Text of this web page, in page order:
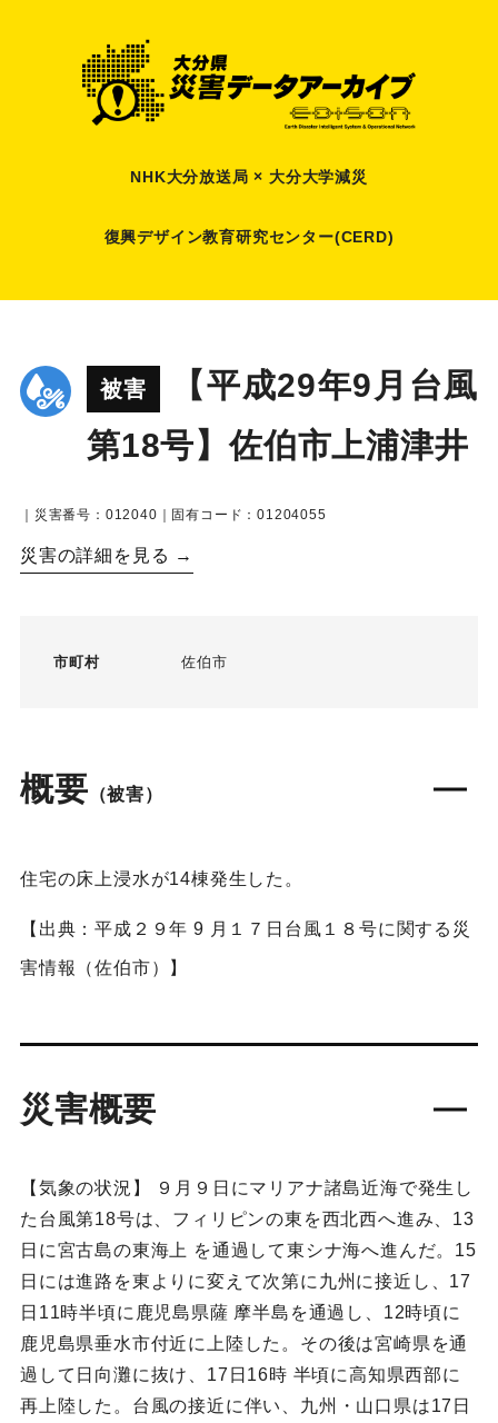
NHK大分放送局 × 大分大学減災
復興デザイン教育研究センター(CERD)
被害
【平成29年9月台風
第18号】佐伯市上浦津井
｜災害番号：012040｜固有コード：01204055
災害の詳細を見る →
市町村 佐伯市
概要 （被害）
住宅の床上浸水が14棟発生した。
【出典：平成２９年 9 月１７日台風１８号に関する災
害情報（佐伯市）】
災害概要
【気象の状況】 ９月９日にマリアナ諸島近海で発生し
た台風第18号は、フィリピンの東を西北西へ進み、13
日に宮古島の東海上 を通過して東シナ海へ進んだ。15
日には進路を東よりに変えて次第に九州に接近し、17
日11時半頃に鹿児島県薩 摩半島を通過し、12時頃に
鹿児島県垂水市付近に上陸した。その後は宮崎県を通
過して日向灘に抜け、17日16時 半頃に高知県西部に
再上陸した。台風の接近に伴い、九州・山口県は17日